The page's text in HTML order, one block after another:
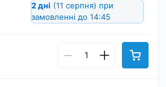
2 дні (11 серпня) при
замовленні до 14:45